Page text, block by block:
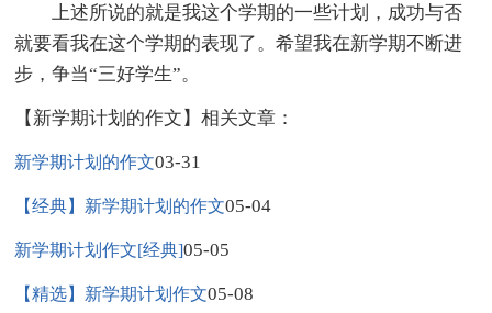
上述所说的就是我这个学期的一些计划，成功与否
就要看我在这个学期的表现了。希望我在新学期不断进
步，争当“三好学生”。
【新学期计划的作文】相关文章：
新学期计划的作文03-31
【经典】新学期计划的作文05-04
新学期计划作文[经典]05-05
【精选】新学期计划作文05-08